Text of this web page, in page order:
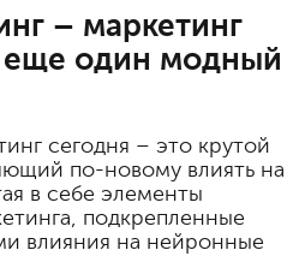
– маркетинг
еще один модный
сегодня – это крутой
по-новому влиять на
в себе элементы
подкрепленные
влияния на нейронные